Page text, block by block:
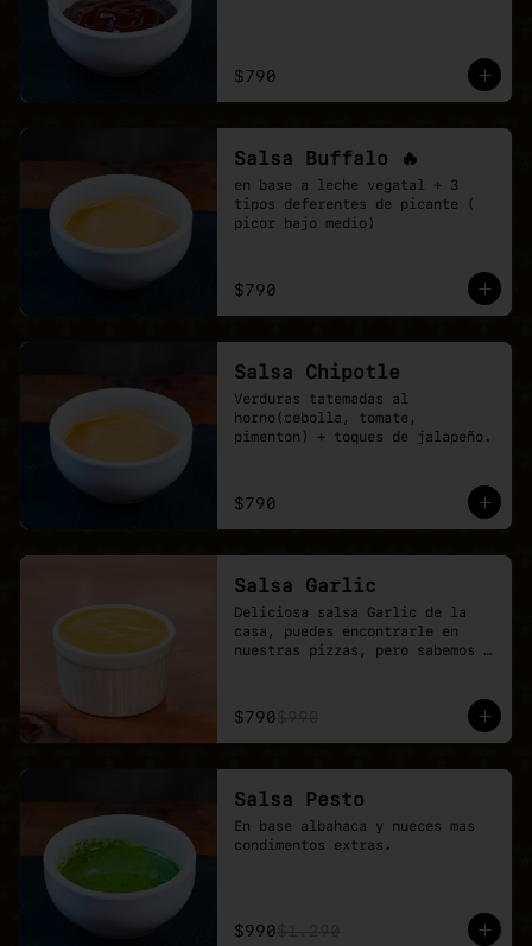
$790
Salsa Buffalo 🔥
en base a leche vegatal + 3
tipos deferentes de picante (
picor bajo medio)
$790
Salsa Chipotle
Verduras tatemadas al
horno(cebolla, tomate,
pimenton) + toques de jalapeño.
$790
Salsa Garlic
Deliciosa salsa Garlic de la
casa, puedes encontrarle en
nuestras pizzas, pero sabemos
$790
Salsa Pesto
En base albahaca y nueces mas
condimentos extras.
$990